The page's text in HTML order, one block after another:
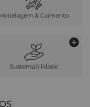
& Caimento
Sustentabilidade